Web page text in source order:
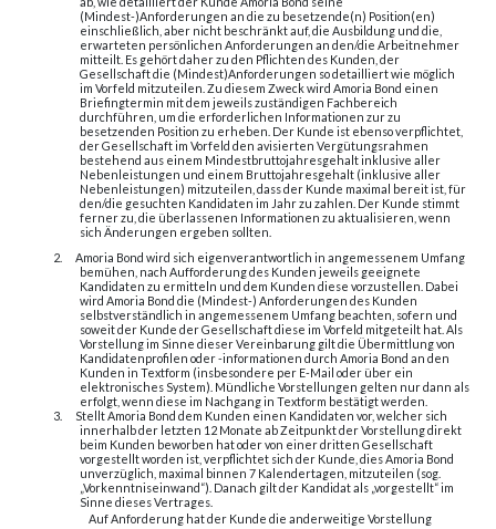
(Mindest-)Anforderungen an die zu besetzende(n) Position(en)
einschließlich, aber nicht beschränkt auf, die Ausbildung und die,
erwarteten persönlichen Anforderungen an den/die Arbeitnehmer
mitteilt. Es gehört daher zu den Pflichten des Kunden, der
Gesellschaft die (Mindest)Anforderungen so detailliert wie möglich
im Vorfeld mitzuteilen. Zu diesem Zweck wird Amoria Bond einen
Briefingtermin mit dem jeweils zuständigen Fachbereich
durchführen, um die erforderlichen Informationen zur zu
besetzenden Position zu erheben. Der Kunde ist ebenso verpflichtet,
der Gesellschaft im Vorfeld den avisierten Vergütungsrahmen
bestehend aus einem Mindestbruttojahresgehalt inklusive aller
Nebenleistungen und einem Bruttojahresgehalt (inklusive aller
Nebenleistungen) mitzuteilen, dass der Kunde maximal bereit ist, für
den/die gesuchten Kandidaten im Jahr zu zahlen. Der Kunde stimmt
ferner zu, die überlassenen Informationen zu aktualisieren, wenn
sich Änderungen ergeben sollten.
2.
Amoria Bond wird sich eigenverantwortlich in angemessenem Umfang
bemühen, nach Aufforderung des Kunden jeweils geeignete
Kandidaten zu ermitteln und dem Kunden diese vorzustellen. Dabei
wird Amoria Bond die (Mindest-) Anforderungen des Kunden
selbstverständlich in angemessenem Umfang beachten, sofern und
soweit der Kunde der Gesellschaft diese im Vorfeld mitgeteilt hat. Als
Vorstellung im Sinne dieser Vereinbarung gilt die Übermittlung von
Kandidatenprofilen oder -informationen durch Amoria Bond an den
Kunden in Textform (insbesondere per E-Mail oder über ein
elektronisches System). Mündliche Vorstellungen gelten nur dann als
erfolgt, wenn diese im Nachgang in Textform bestätigt werden.
3.
Stellt Amoria Bond dem Kunden einen Kandidaten vor, welcher sich
innerhalb der letzten 12 Monate ab Zeitpunkt der Vorstellung direkt
beim Kunden beworben hat oder von einer dritten Gesellschaft
vorgestellt worden ist, verpflichtet sich der Kunde, dies Amoria Bond
unverzüglich, maximal binnen 7 Kalendertagen, mitzuteilen (sog.
„Vorkenntniseinwand“). Danach gilt der Kandidat als „vorgestellt“ im
Sinne dieses Vertrages.
Auf Anforderung hat der Kunde die anderweitige Vorstellung